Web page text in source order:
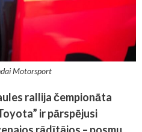
Motorsport
rallija čempionāta
ir pārspējusi